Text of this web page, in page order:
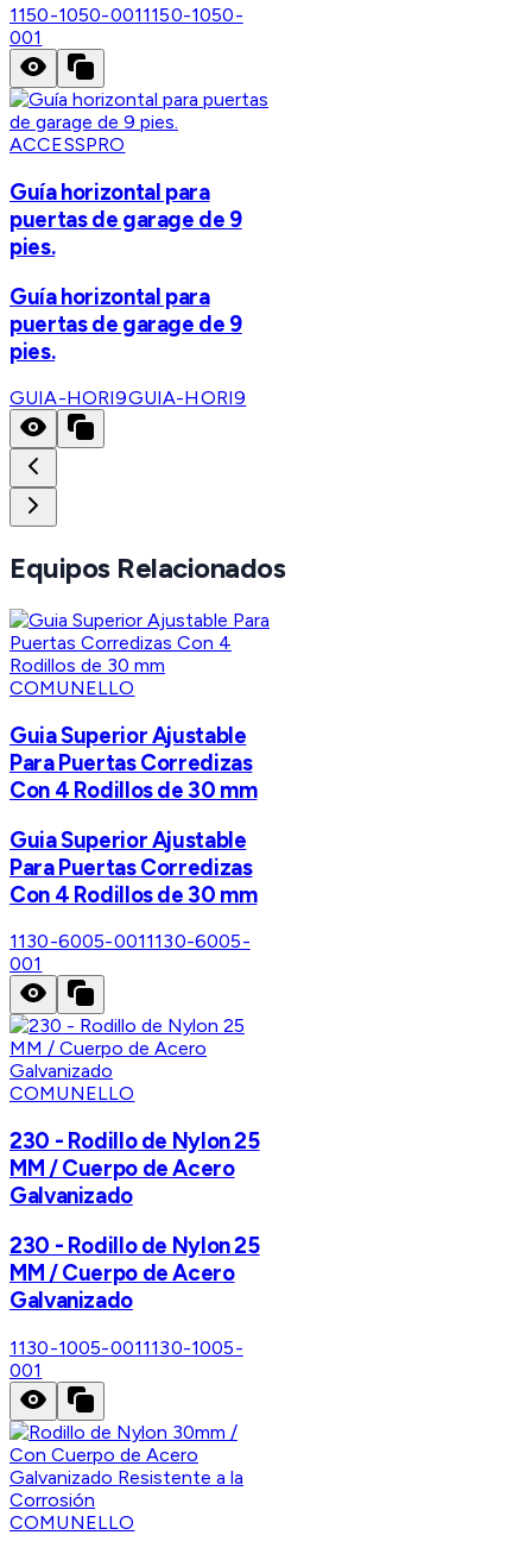
1150-1050-0011150-1050-
001
ACCESSPRO
Guía horizontal para
puertas de garage de 9
pies.
Guía horizontal para
puertas de garage de 9
pies.
GUIA-HORI9GUIA-HORI9
Equipos Relacionados
COMUNELLO
Guia Superior Ajustable
Para Puertas Corredizas
Con 4 Rodillos de 30 mm
Guia Superior Ajustable
Para Puertas Corredizas
Con 4 Rodillos de 30 mm
1130-6005-0011130-6005-
001
COMUNELLO
230 - Rodillo de Nylon 25
MM / Cuerpo de Acero
Galvanizado
230 - Rodillo de Nylon 25
MM / Cuerpo de Acero
Galvanizado
1130-1005-0011130-1005-
001
COMUNELLO